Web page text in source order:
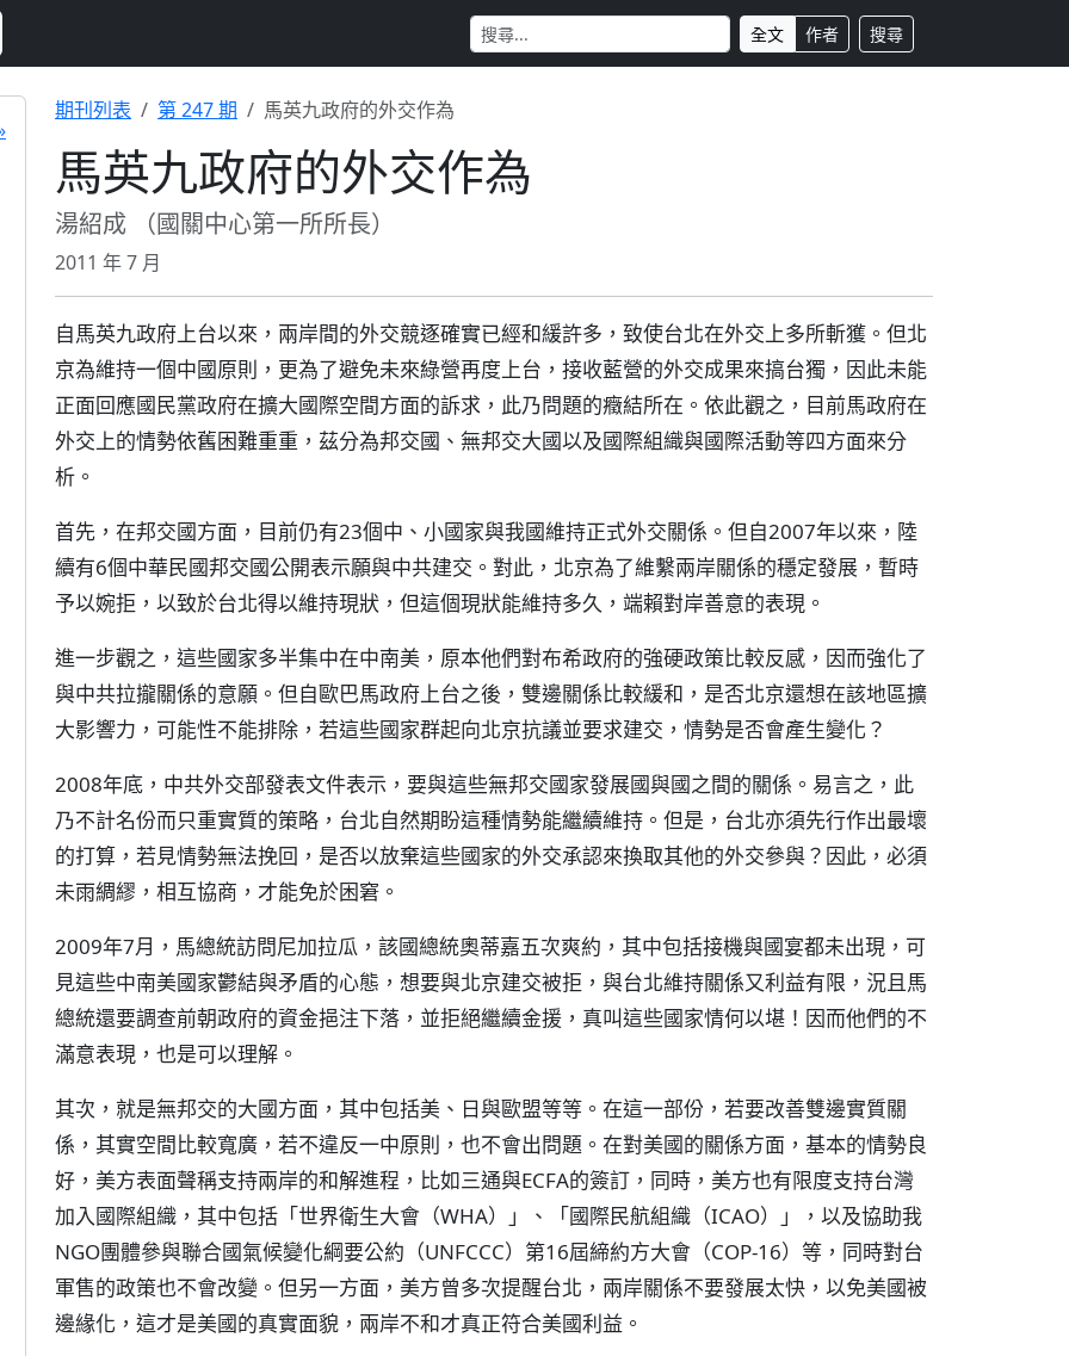
全文 作者 搜尋
期刊列表 第 247 期 馬英九政府的外交作為
馬英九政府的外交作為
湯紹成 （國關中心第一所所長）
2011 年 7 月
自馬英九政府上台以來，兩岸間的外交競逐確實已經和緩許多，致使台北在外交上多所斬獲。但北
京為維持一個中國原則，更為了避免未來綠營再度上台，接收藍營的外交成果來搞台獨，因此未能
正面回應國民黨政府在擴大國際空間方面的訴求，此乃問題的癥結所在。依此觀之，目前馬政府在
外交上的情勢依舊困難重重，茲分為邦交國、無邦交大國以及國際組織與國際活動等四方面來分
析。
首先，在邦交國方面，目前仍有23個中、小國家與我國維持正式外交關係。但自2007年以來，陸
續有6個中華民國邦交國公開表示願與中共建交。對此，北京為了維繫兩岸關係的穩定發展，暫時
予以婉拒，以致於台北得以維持現狀，但這個現狀能維持多久，端賴對岸善意的表現。
進一步觀之，這些國家多半集中在中南美，原本他們對布希政府的強硬政策比較反感，因而強化了
與中共拉攏關係的意願。但自歐巴馬政府上台之後，雙邊關係比較緩和，是否北京還想在該地區擴
大影響力，可能性不能排除，若這些國家群起向北京抗議並要求建交，情勢是否會產生變化？
2008年底，中共外交部發表文件表示，要與這些無邦交國家發展國與國之間的關係。易言之，此
乃不計名份而只重實質的策略，台北自然期盼這種情勢能繼續維持。但是，台北亦須先行作出最壞
的打算，若見情勢無法挽回，是否以放棄這些國家的外交承認來換取其他的外交參與？因此，必須
未雨綢繆，相互協商，才能免於困窘。
2009年7月，馬總統訪問尼加拉瓜，該國總統奧蒂嘉五次爽約，其中包括接機與國宴都未出現，可
見這些中南美國家鬱結與矛盾的心態，想要與北京建交被拒，與台北維持關係又利益有限，況且馬
總統還要調查前朝政府的資金挹注下落，並拒絕繼續金援，真叫這些國家情何以堪！因而他們的不
滿意表現，也是可以理解。
其次，就是無邦交的大國方面，其中包括美、日與歐盟等等。在這一部份，若要改善雙邊實質關
係，其實空間比較寬廣，若不違反一中原則，也不會出問題。在對美國的關係方面，基本的情勢良
好，美方表面聲稱支持兩岸的和解進程，比如三通與ECFA的簽訂，同時，美方也有限度支持台灣
加入國際組織，其中包括「世界衛生大會（WHA）」、「國際民航組織（ICAO）」，以及協助我
NGO團體參與聯合國氣候變化綱要公約（UNFCCC）第16屆締約方大會（COP-16）等，同時對台
軍售的政策也不會改變。但另一方面，美方曾多次提醒台北，兩岸關係不要發展太快，以免美國被
邊緣化，這才是美國的真實面貌，兩岸不和才真正符合美國利益。